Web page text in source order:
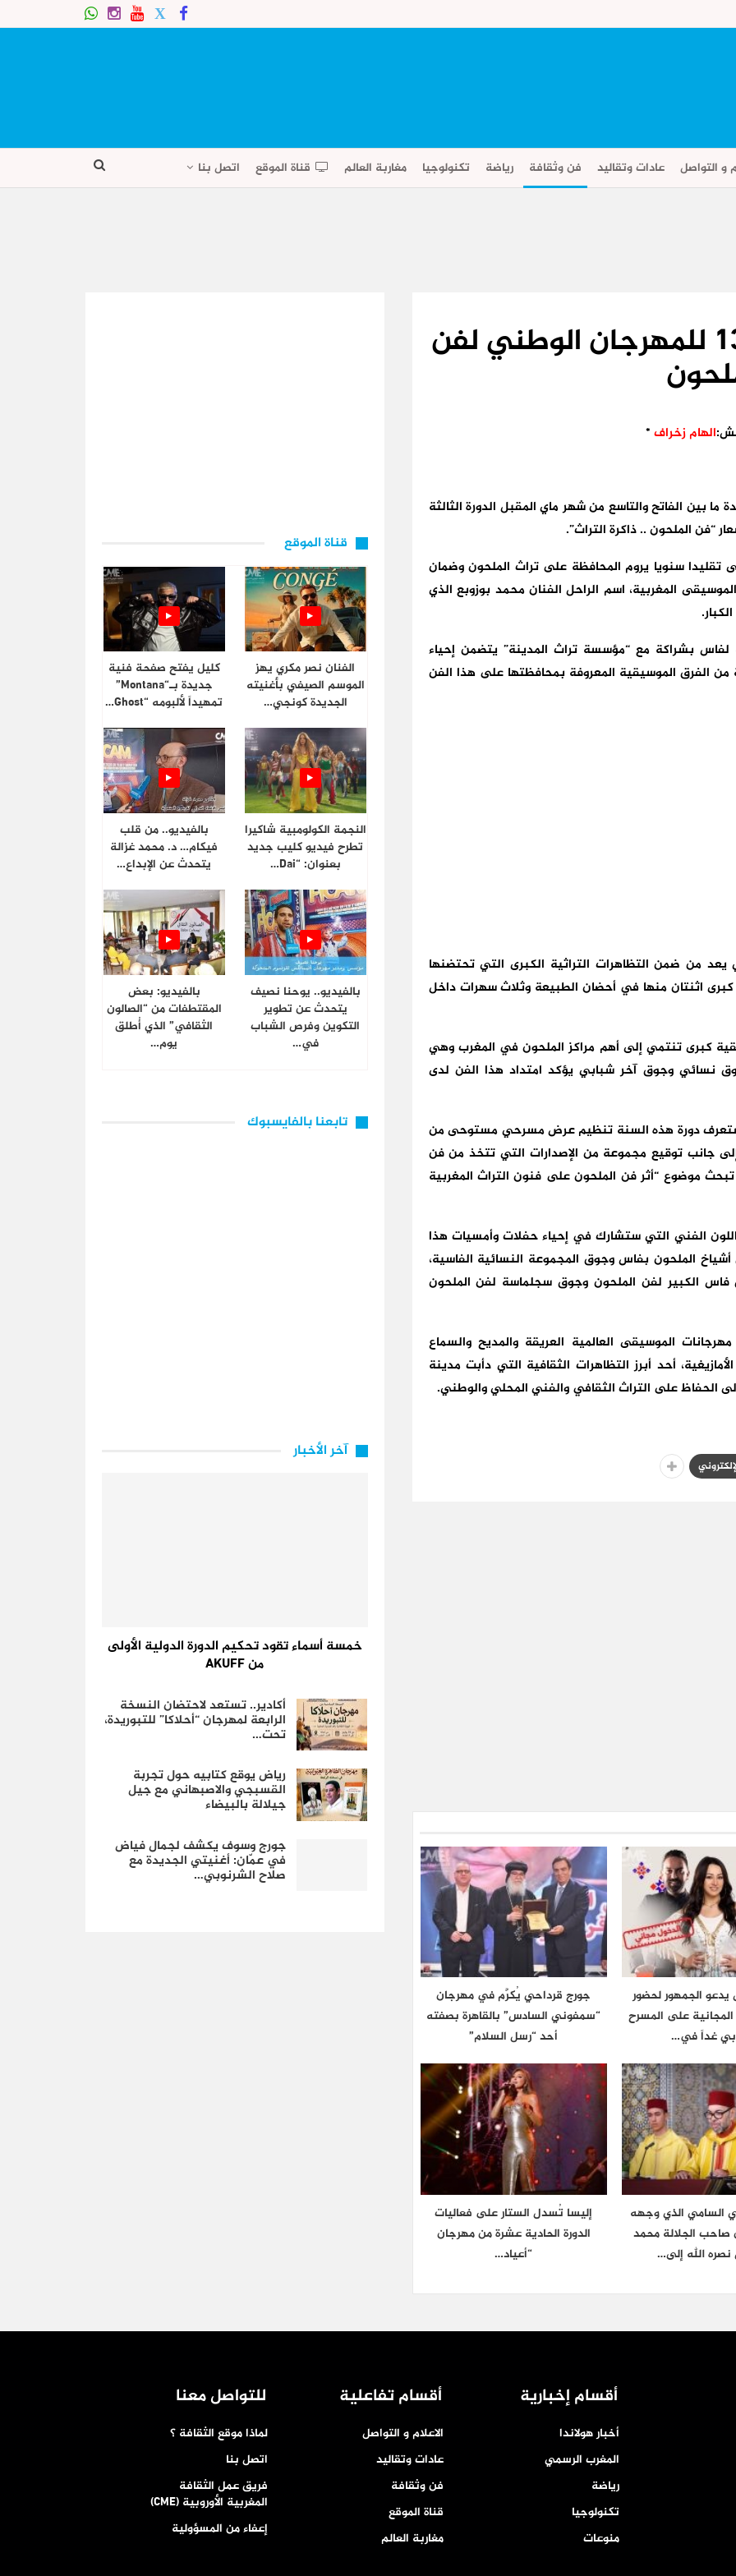
و التواصل عادات وتقاليد فن وثقافة رياضة تكنولوجيا مغاربة العالم قناة الموقع اتصل بنا
فاس/ تحتضن الدورة 13 للمهرجان الوطني لفن
الهام زخراف *
بين الفاتح والتاسع من شهر ماي المقبل الدورة الثالثة
“فن الملحون .. ذاكرة التراث”.
سنويا يروم المحافظة على تراث الملحون وضمان
المغربية، اسم الراحل الفنان محمد بوزوبع الذي
لفاس بشراكة مع “مؤسسة تراث المدينة” يتضمن إحياء
الفرق الموسيقية المعروفة بمحافظتها على هذا الفن
من ضمن التظاهرات التراثية الكبرى التي تحتضنها
اثنتان منها في أحضان الطبيعة وثلاث سهرات داخل
كبرى تنتمي إلى أهم مراكز الملحون في المغرب وهي
نسائي وجوق آخر شبابي يؤكد امتداد هذا الفن لدى
ستعرف دورة هذه السنة تنظيم عرض مسرحي مستوحى من
جانب توقيع مجموعة من الإصدارات التي تتخذ من فن
موضوع “أثر فن الملحون على فنون التراث المغربية
اللون الفني التي ستشارك في إحياء حفلات وأمسيات هذا
الملحون بفاس وجوق المجموعة النسائية الفاسية،
فاس الكبير لفن الملحون وجوق سجلماسة لفن الملحون
الموسيقى العالمية العريقة والمديح والسماع
أحد أبرز التظاهرات الثقافية التي دأبت مدينة
على التراث الثقافي والفني المحلي والوطني.
الجمهور لحضور
المجانية على المسرح
غداً في…
جورج قرداحي يُكرَّم في مهرجان
“سمفوني السادس” بالقاهرة بصفته
أحد “رسل السلام”
السامي الذي وجهه
صاحب الجلالة محمد
الله إلى…
إليسا تُسدل الستار على فعاليات
الدورة الحادية عشرة من مهرجان
“أعياد…
قناة الموقع
الفنان نصر مكري يهز
الموسم الصيفي بأغنيته
الجديدة كونجي…
كليل يفتح صفحة فنية
جديدة بـ“Montana”
تمهيداً لألبومه “Ghost…
النجمة الكولومبية شاكيرا
تطرح فيديو كليب جديد
بعنوان: “Dai…
بالفيديو.. من قلب
فيكام… د. محمد غزالة
يتحدث عن الإبداع…
بالفيديو.. يوحنا نصيف
يتحدث عن تطوير
التكوين وفرص الشباب
في…
بالفيديو: بعض
المقتطفات من “الصالون
الثقافي” الذي أُطلق
يوم…
تابعنا بالفايسبوك
آخر الأخبار
خمسة أسماء تقود تحكيم الدورة الدولية الأولى
من AKUFF
أكادير.. تستعد لاحتضان النسخة
الرابعة لمهرجان “أحلاكا” للتبوريدة،
تحت…
رياض يوقع كتابيه حول تجربة
القسبجي والاصبهاني مع جيل
جيلالة بالبيضاء
جورج وسوف يكشف لجمال فياض
في عمّان: أغنيتي الجديدة مع
صلاح الشرنوبي…
أقسام إخبارية
أخبار هولاندا
المغرب الرسمي
رياضة
تكنولوجيا
منوعات
أقسام تفاعلية
الاعلام و التواصل
عادات وتقاليد
فن وثقافة
قناة الموقع
مغاربة العالم
للتواصل معنا
لماذا موقع الثقافة ؟
اتصل بنا
فريق عمل الثقافة
المغربية الأوروبية (CME)
إعفاء من المسؤولية